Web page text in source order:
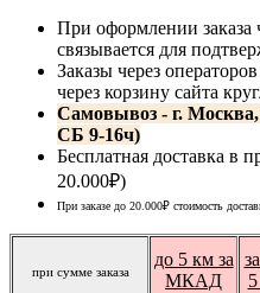
При оформлении заказа
связывается для
Заказы через
через корзину сайта
Самовывоз - г.
СБ 9-16ч)
Бесплатная доставка в
20.000₽)
При заказе до 20.000₽ стоимость
при сумме заказа
до 5 км за
МКАД